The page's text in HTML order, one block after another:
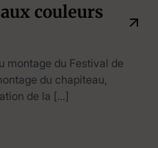
couleurs
montage du Festival de
du chapiteau,
de la […]